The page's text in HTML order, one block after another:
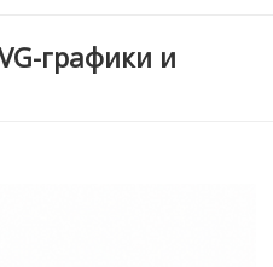
графики и